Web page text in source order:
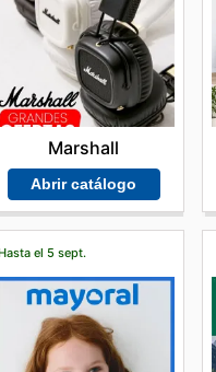
Marshall
Abrir catálogo
el 5 sept.